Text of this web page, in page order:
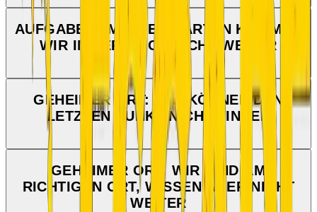
AUFGABE 4: MIT DEN KARTEN KOMMEN
WIR IMMER NOCH NICHT WEITER
GEHEIMER ORT: WIR KÖNNEN DEN
LETZTEN PUNKT NICHT FINDEN
GEHEIMER ORT: WIR SIND AM
RICHTIGEN ORT, WISSEN ABER NICHT
WEITER